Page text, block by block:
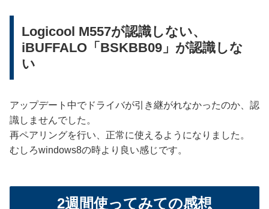
Logicool M557が認識しない、
iBUFFALO「BSKBB09」が認識しな
い
アップデート中でドライバが引き継がれなかったのか、認
識しませんでした。
再ペアリングを行い、正常に使えるようになりました。
むしろwindows8の時より良い感じです。
2週間使ってみての感想